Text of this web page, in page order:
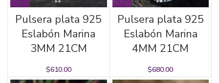
Pulsera plata 925
Eslabón Marina
3MM 21CM
$610.00
Pulsera plata 925
Eslabón Marina
4MM 21CM
$680.00